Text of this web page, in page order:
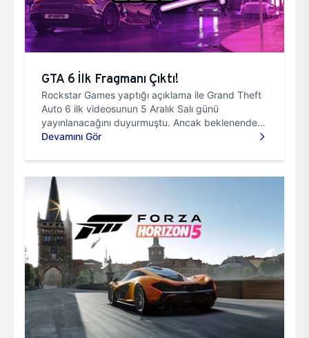
GTA 6 İlk Fragmanı Çıktı!
Rockstar Games yaptığı açıklama ile Grand Theft
Auto 6 ilk videosunun 5 Aralık Salı günü
yayınlanacağını duyurmuştu. Ancak beklenenden
erken yayınlandı.Herkes...
Devamını Gör